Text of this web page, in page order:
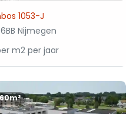
1053-J
Nijmegen
m2 per jaar